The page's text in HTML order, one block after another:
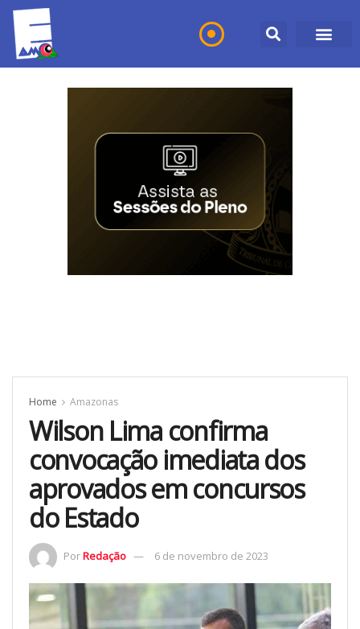
Home Amazonas
Wilson Lima confirma
convocação imediata dos
aprovados em concursos
do Estado
PorRedação 6 de novembro de 2023